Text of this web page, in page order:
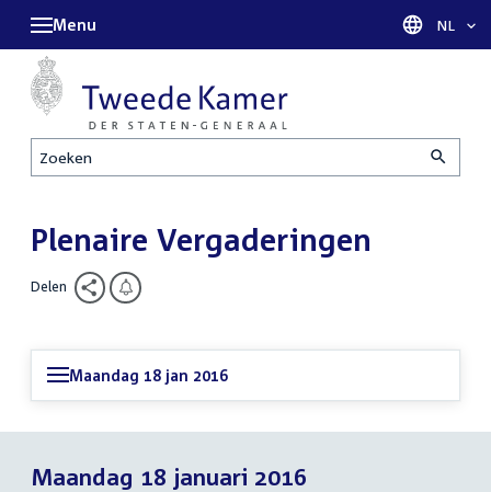
Zoeken
Menu Taal
NL
Plenaire Vergaderingen
Delen
Maandag 18 jan 2016
Maandag 18 januari 2016